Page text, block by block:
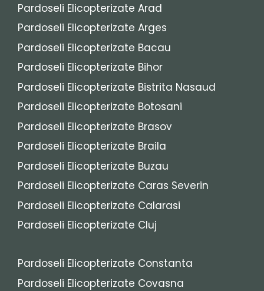
Pardoseli Elicopterizate Arad
Pardoseli Elicopterizate Arges
Pardoseli Elicopterizate Bacau
Pardoseli Elicopterizate Bihor
Pardoseli Elicopterizate Bistrita Nasaud
Pardoseli Elicopterizate Botosani
Pardoseli Elicopterizate Brasov
Pardoseli Elicopterizate Braila
Pardoseli Elicopterizate Buzau
Pardoseli Elicopterizate Caras Severin
Pardoseli Elicopterizate Calarasi
Pardoseli Elicopterizate Cluj
Pardoseli Elicopterizate Constanta
Pardoseli Elicopterizate Covasna